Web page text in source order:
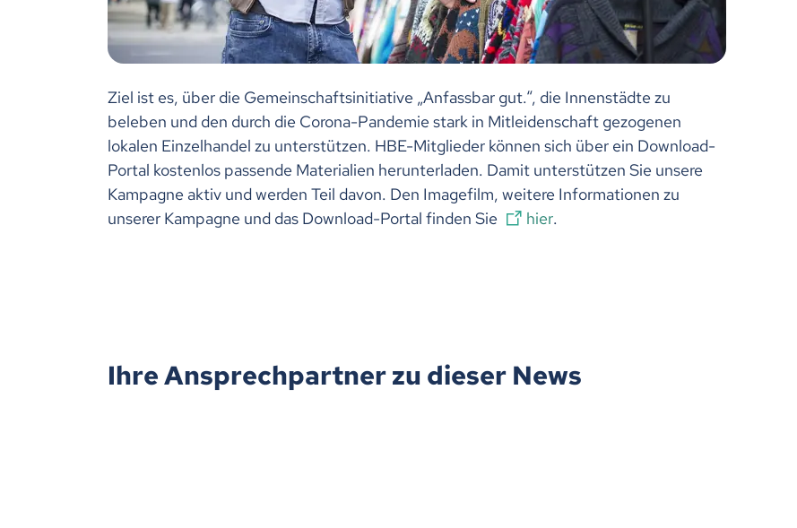
Ziel ist es, über die Gemeinschaftsinitiative „Anfassbar gut.“, die Innenstädte zu
beleben und den durch die Corona-Pandemie stark in Mitleidenschaft gezogenen
lokalen Einzelhandel zu unterstützen. HBE-Mitglieder können sich über ein Download-
Portal kostenlos passende Materialien herunterladen. Damit unterstützen Sie unsere
Kampagne aktiv und werden Teil davon. Den Imagefilm, weitere Informationen zu
unserer Kampagne und das Download-Portal finden Sie
hier.
Ihre Ansprechpartner zu dieser News